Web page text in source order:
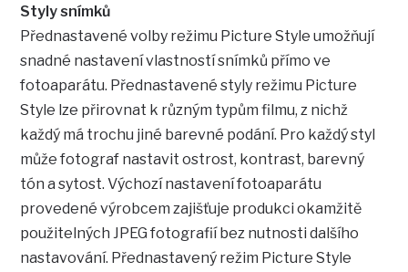
Styly snímků
Přednastavené volby režimu Picture Style umožňují
snadné nastavení vlastností snímků přímo ve
fotoaparátu. Přednastavené styly režimu Picture
Style lze přirovnat k různým typům filmu, z nichž
každý má trochu jiné barevné podání. Pro každý styl
může fotograf nastavit ostrost, kontrast, barevný
tón a sytost. Výchozí nastavení fotoaparátu
provedené výrobcem zajišťuje produkci okamžitě
použitelných JPEG fotografií bez nutnosti dalšího
nastavování. Přednastavený režim Picture Style